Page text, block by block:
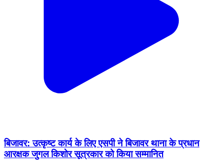
बिजावर: उत्कृष्ट कार्य के लिए एसपी ने बिजावर थाना के प्रधान
आरक्षक जुगल किशोर सूत्रकार को किया सम्मानित